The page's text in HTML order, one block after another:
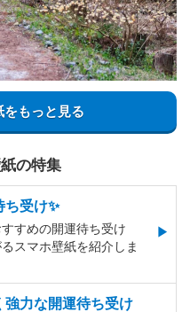
をもっと見る
の特集
受け✨
すめの開運待ち受け
スマホ壁紙を紹介しま
力な開運待ち受け